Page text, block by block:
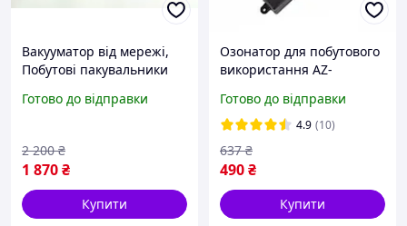
Вакууматор від мережі,
Побутові пакувальники
LZI
Готово до відправки
1 870₴
2 200 ₴
Купити
Озонатор для побутового
використання AZ-
мережі 220В
Готово до відправки
4.9 (10)
490₴
637 ₴
Купити